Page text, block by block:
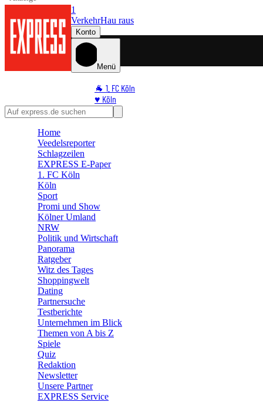
1
VerkehrHau raus
Konto
Menü
🐐 1. FC Köln
♥️ Köln
⭐ Promi
🛒 Shoppingwelt
Home
Veedelsreporter
Schlagzeilen
EXPRESS E-Paper
1. FC Köln
Köln
Sport
Promi und Show
Kölner Umland
NRW
Politik und Wirtschaft
Panorama
Ratgeber
Witz des Tages
Shoppingwelt
Dating
Partnersuche
Testberichte
Unternehmen im Blick
Themen von A bis Z
Spiele
Quiz
Redaktion
Newsletter
Unsere Partner
EXPRESS Service